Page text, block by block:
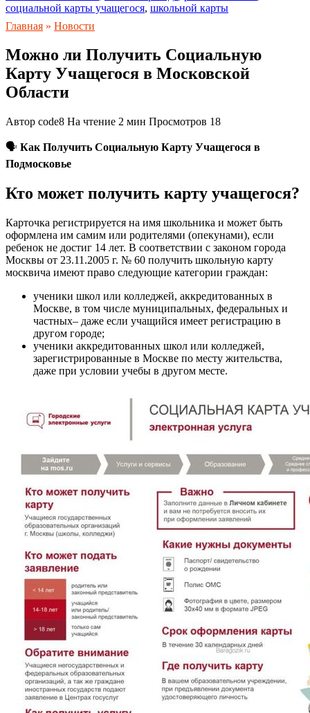
социальной карты учащегося, школьной карты
Главная » Новости
Можно ли Получить Социальную
Карту Учащегося в Московской
Области
Автор code8 На чтение 2 мин Просмотров 18
🗣 Как Получить Социальную Карту Учащегося в
Подмосковье
Кто может получить карту учащегося?
Карточка регистрируется на имя школьника и может быть
оформлена им самим или родителями (опекунами), если
ребенок не достиг 14 лет. В соответствии с законом города
Москвы от 23.11.2005 г. № 60 получить школьную карту
москвича имеют право следующие категории граждан:
ученики школ или колледжей, аккредитованных в
Москве, в том числе муниципальных, федеральных и
частных– даже если учащийся имеет регистрацию в
другом городе;
ученики аккредитованных школ или колледжей,
зарегистрированные в Москве по месту жительства,
даже при условии учебы в другом месте.